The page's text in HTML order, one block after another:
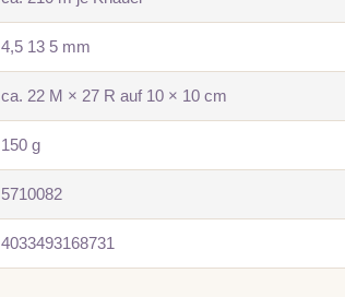
4,5 13 5 mm
ca. 22 M × 27 R auf 10 × 10 cm
150 g
5710082
4033493168731